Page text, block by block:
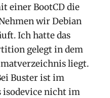
einer BootCD die
wir Debian
Ich hatte das
gelegt in dem
liegt.
Buster ist im
isodevice nicht im